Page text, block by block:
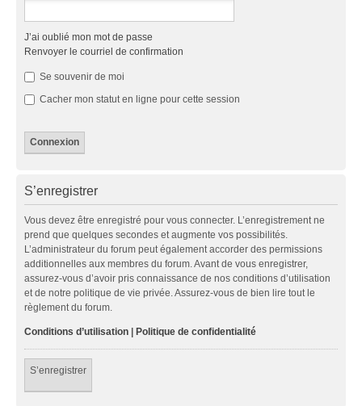
J’ai oublié mon mot de passe
Renvoyer le courriel de confirmation
Se souvenir de moi
Cacher mon statut en ligne pour cette session
S’enregistrer
Vous devez être enregistré pour vous connecter. L’enregistrement ne
prend que quelques secondes et augmente vos possibilités.
L’administrateur du forum peut également accorder des permissions
additionnelles aux membres du forum. Avant de vous enregistrer,
assurez-vous d’avoir pris connaissance de nos conditions d’utilisation
et de notre politique de vie privée. Assurez-vous de bien lire tout le
règlement du forum.
Conditions d’utilisation | Politique de confidentialité
S’enregistrer